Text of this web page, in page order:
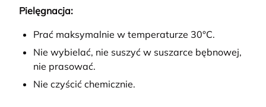
Pielęgnacja:
Prać maksymalnie w temperaturze 30°C.
Nie wybielać, nie suszyć w suszarce bębnowej,
nie prasować.
Nie czyścić chemicznie.